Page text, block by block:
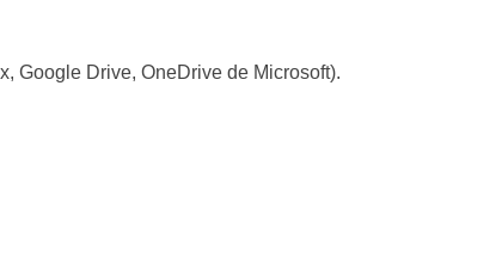
Google Drive, OneDrive de Microsoft).